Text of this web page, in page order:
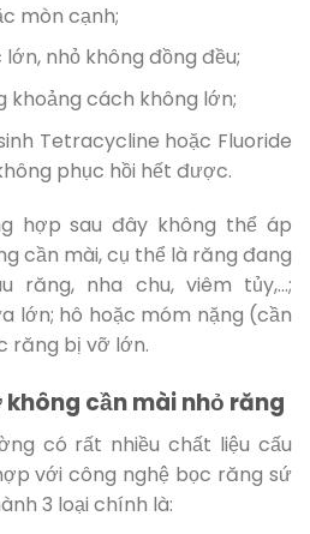
mòn cạnh;
nhỏ không đồng đều;
khoảng cách không lớn;
Tetracycline hoặc Fluoride
phục hồi hết được.
hợp sau đây không thể áp
cần mài, cụ thể là răng đang
răng, nha chu, viêm tủy,…;
lớn; hô hoặc móm nặng (cần
răng bị vỡ lớn.
cần mài nhỏ răng
có rất nhiều chất liệu cấu
với công nghệ bọc răng sứ
3 loại chính là: